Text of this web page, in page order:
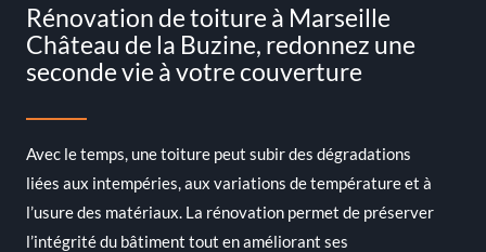
Rénovation de toiture à Marseille
Château de la Buzine, redonnez une
seconde vie à votre couverture
Avec le temps, une toiture peut subir des dégradations
liées aux intempéries, aux variations de température et à
l’usure des matériaux. La rénovation permet de préserver
l’intégrité du bâtiment tout en améliorant ses